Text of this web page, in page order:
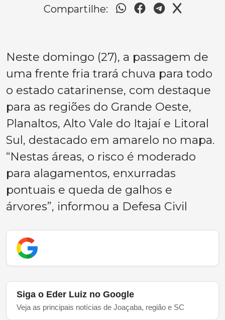
Compartilhe:
Neste domingo (27), a passagem de
uma frente fria trará chuva para todo
o estado catarinense, com destaque
para as regiões do Grande Oeste,
Planaltos, Alto Vale do Itajaí e Litoral
Sul, destacado em amarelo no mapa.
“Nestas áreas, o risco é moderado
para alagamentos, enxurradas
pontuais e queda de galhos e
árvores”, informou a Defesa Civil
Siga o Eder Luiz no Google
Veja as principais notícias de Joaçaba, região e SC